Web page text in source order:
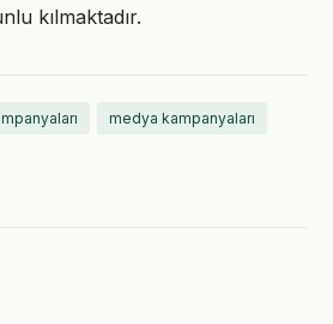
kılmaktadır.
medya kampanyaları